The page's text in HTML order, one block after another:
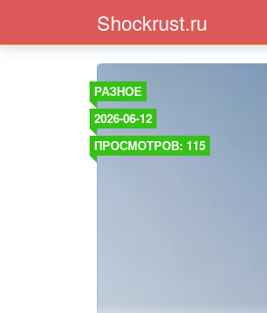
Shockrust.ru
РАЗНОЕ
2026-06-12
ПРОСМОТРОВ: 115